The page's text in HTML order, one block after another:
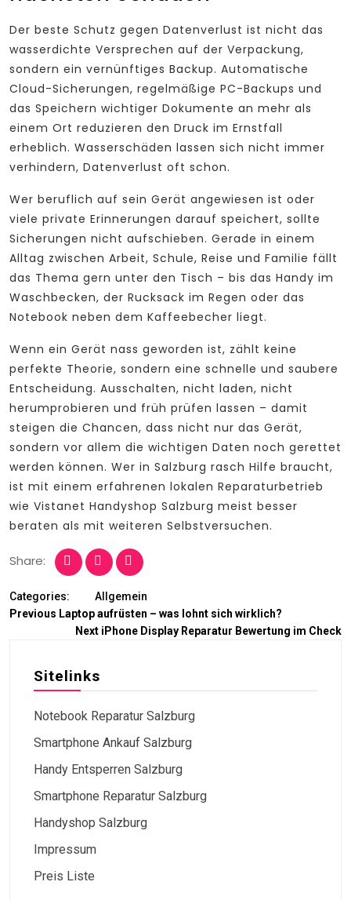
Der beste Schutz gegen Datenverlust ist nicht das
wasserdichte Versprechen auf der Verpackung,
sondern ein vernünftiges Backup. Automatische
Cloud-Sicherungen, regelmäßige PC-Backups und
das Speichern wichtiger Dokumente an mehr als
einem Ort reduzieren den Druck im Ernstfall
erheblich. Wasserschäden lassen sich nicht immer
verhindern, Datenverlust oft schon.
Wer beruflich auf sein Gerät angewiesen ist oder
viele private Erinnerungen darauf speichert, sollte
Sicherungen nicht aufschieben. Gerade in einem
Alltag zwischen Arbeit, Schule, Reise und Familie fällt
das Thema gern unter den Tisch – bis das Handy im
Waschbecken, der Rucksack im Regen oder das
Notebook neben dem Kaffeebecher liegt.
Wenn ein Gerät nass geworden ist, zählt keine
perfekte Theorie, sondern eine schnelle und saubere
Entscheidung. Ausschalten, nicht laden, nicht
herumprobieren und früh prüfen lassen – damit
steigen die Chancen, dass nicht nur das Gerät,
sondern vor allem die wichtigen Daten noch gerettet
werden können. Wer in Salzburg rasch Hilfe braucht,
ist mit einem erfahrenen lokalen Reparaturbetrieb
wie Vistanet Handyshop Salzburg meist besser
beraten als mit weiteren Selbstversuchen.
Share:
Categories:
Allgemein
Previous Laptop aufrüsten – was lohnt sich wirklich?
Next iPhone Display Reparatur Bewertung im Check
Sitelinks
Notebook Reparatur Salzburg
Smartphone Ankauf Salzburg
Handy Entsperren Salzburg
Smartphone Reparatur Salzburg
Handyshop Salzburg
Impressum
Preis Liste